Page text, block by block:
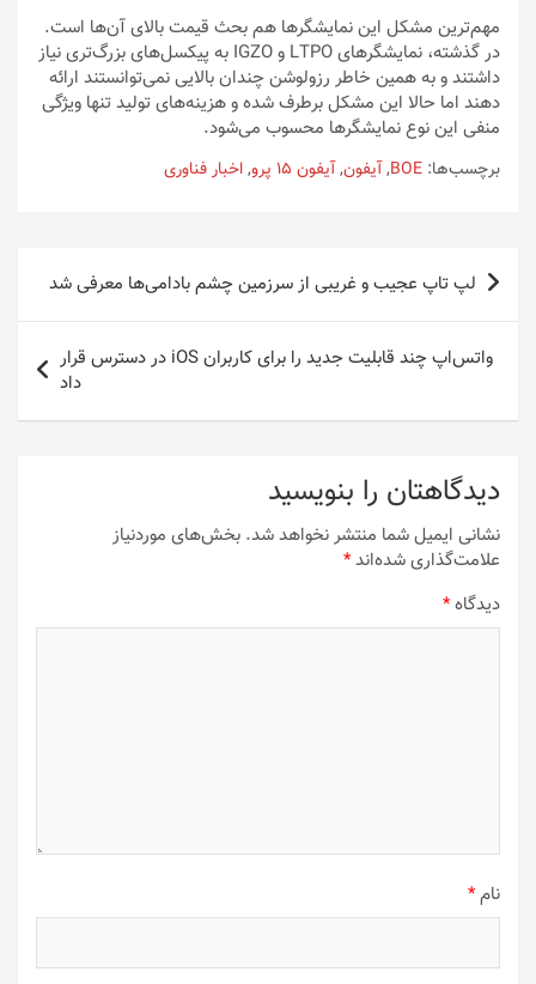
مهم‌ترین مشکل این نمایشگرها هم بحث قیمت بالای آن‌ها است.
در گذشته، نمایشگرهای LTPO و IGZO به پیکسل‌های بزرگ‌تری نیاز
داشتند و به همین خاطر رزولوشن چندان بالایی نمی‌توانستند ارائه
دهند اما حالا این مشکل برطرف شده و هزینه‌های تولید تنها ویژگی
منفی این نوع نمایشگرها محسوب می‌شود.
برچسب‌ها: BOE
,آیفون,آیفون 15 پرو ,اخبار فناوری
راهبری
نوشتهلپ تاپ عجیب و غریبی از سرزمین چشم بادامی‌ها معرفی شد
واتس‌اپ چند قابلیت جدید را برای کاربران iOS در دسترس قرار
داد
دیدگاهتان را بنویسید
نشانی ایمیل شما منتشر نخواهد شد. بخش‌های موردنیاز
علامت‌گذاری شده‌اند*
دیدگاه*
نام*